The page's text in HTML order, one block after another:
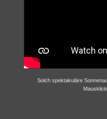
Solch spektakuläre